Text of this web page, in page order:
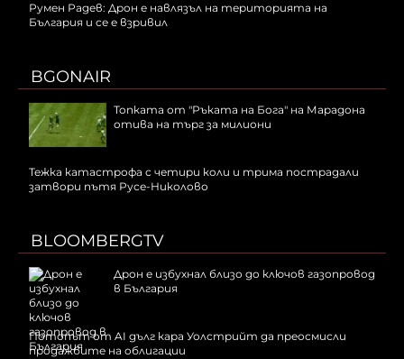
Румен Радев: Дрон е навлязъл на територията на
България и се е взривил
BGONAIR
Топката от "Ръката на Бога" на Марадона
отива на търг за милиони
Тежка катастрофа с четири коли и трима пострадали
затвори пътя Русе-Николово
BLOOMBERGTV
Дрон е избухнал близо до ключов газопровод
в България
Потопът от AI дълг кара Уолстрийт да преосмисли
продажбите на облигации